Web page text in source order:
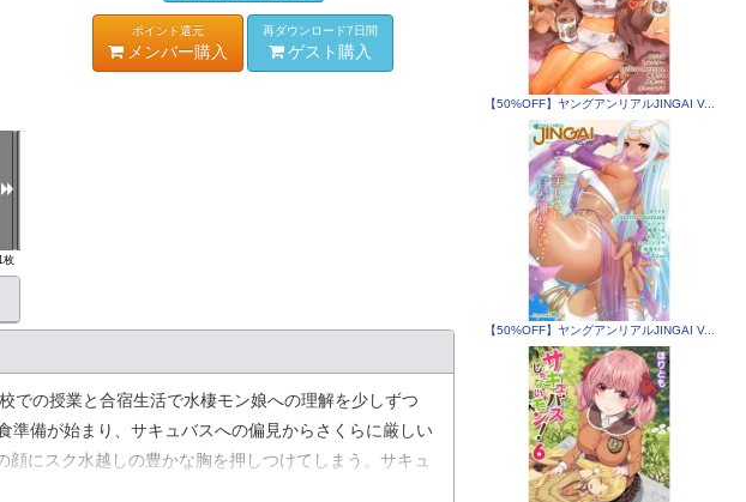
枚
ポイント還元
メンバー購入
再ダウンロード7日間
ゲスト購入
での授業と合宿生活で水棲モン娘への理解を少しずつ
備が始まり、サキュバスへの偏見からさくらに厳しい
にスク水越しの豊かな胸を押しつけてしまう。サキュ
。サキュバス（自称）VSスキュラ少女のプライドと
【50%OFF】ヤングアンリアルJINGAI V...
【50%OFF】ヤングアンリアルJINGAI V...